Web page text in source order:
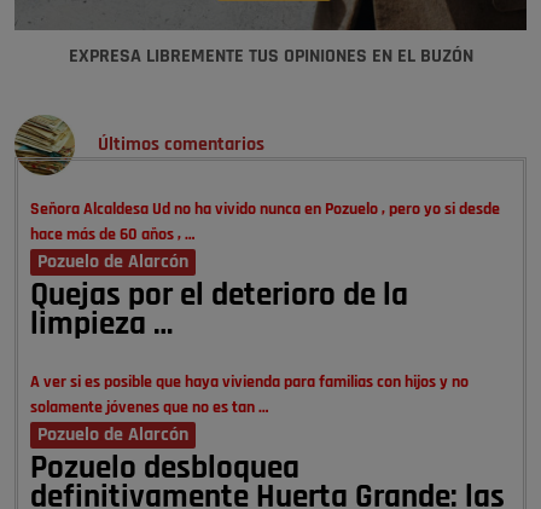
EXPRESA LIBREMENTE TUS OPINIONES EN EL BUZÓN
Últimos comentarios
Señora Alcaldesa Ud no ha vivido nunca en Pozuelo , pero yo si desde
hace más de 60 años , …
Pozuelo de Alarcón
Quejas por el deterioro de la
limpieza …
A ver si es posible que haya vivienda para familias con hijos y no
solamente jóvenes que no es tan …
Pozuelo de Alarcón
Pozuelo desbloquea
definitivamente Huerta Grande: las